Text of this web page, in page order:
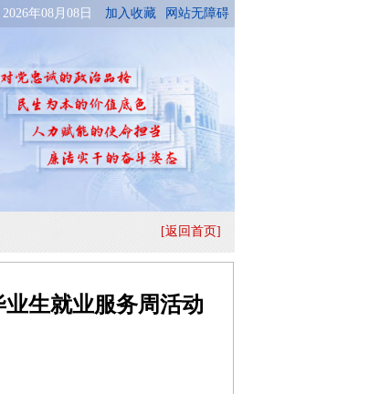
[返回首页]
生就业服务周活动